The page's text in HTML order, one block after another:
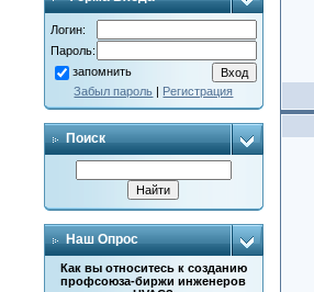
Логин:
Пароль:
запомнить
Забыл пароль | Регистрация
Поиск
Наш Опрос
Как вы относитесь к созданию
профсоюза-биржи инженеров